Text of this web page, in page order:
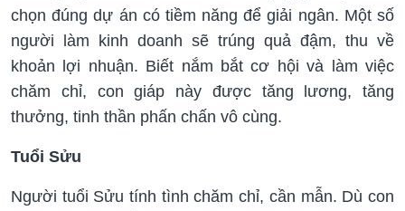
chọn đúng dự án có tiềm năng để giải ngân. Một số
người làm kinh doanh sẽ trúng quả đậm, thu về
khoản lợi nhuận. Biết nắm bắt cơ hội và làm việc
chăm chỉ, con giáp này được tăng lương, tăng
thưởng, tinh thần phấn chấn vô cùng.
Tuổi Sửu
Người tuổi Sửu tính tình chăm chỉ, cần mẫn. Dù con